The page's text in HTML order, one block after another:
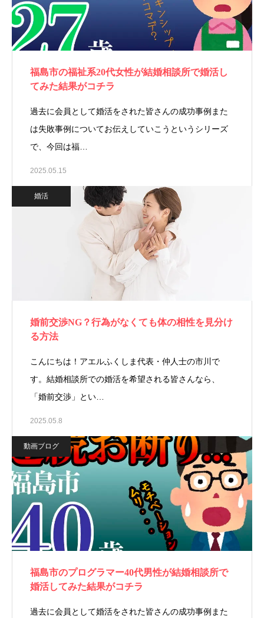
福島市の福祉系20代女性が結婚相談所で婚活し
てみた結果がコチラ
過去に会員として婚活をされた皆さんの成功事例また
は失敗事例についてお伝えしていこうというシリーズ
で、今回は福…
2025.05.15
婚活
婚前交渉NG？行為がなくても体の相性を見分け
る方法
こんにちは！アエルふくしま代表・仲人士の市川で
す。結婚相談所での婚活を希望される皆さんなら、
「婚前交渉」とい…
2025.05.8
動画ブログ
福島市のプログラマー40代男性が結婚相談所で
婚活してみた結果がコチラ
過去に会員として婚活をされた皆さんの成功事例また